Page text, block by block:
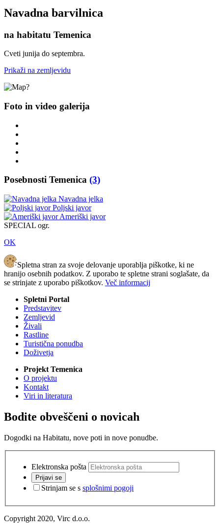
Navadna barvilnica
na habitatu Temenica
Cveti junija do septembra.
Prikaži na zemljevidu
Foto in video galerija
Posebnosti Temenica (3)
Navadna jelka
Poljski javor
Ameriški javor
SPECIAL ogr.
OK
Spletna stran za svoje delovanje uporablja piškotke, ki ne
hranijo osebnih podatkov. Z uporabo te spletne strani soglašate, da
se strinjate z uporabo piškotkov. Več informacij
Spletni Portal
Predstavitev
Zemljevid
Živali
Rastline
Turistična ponudba
Doživetja
Projekt Temenica
O projektu
Kontakt
Viri in literatura
Bodite obveščeni o novicah
Dogodki na Habitatu, nove poti in nove ponudbe.
Elektronska pošta
Prijavi se
Strinjam se s splošnimi pogoji
Copyright 2020, Virc d.o.o.